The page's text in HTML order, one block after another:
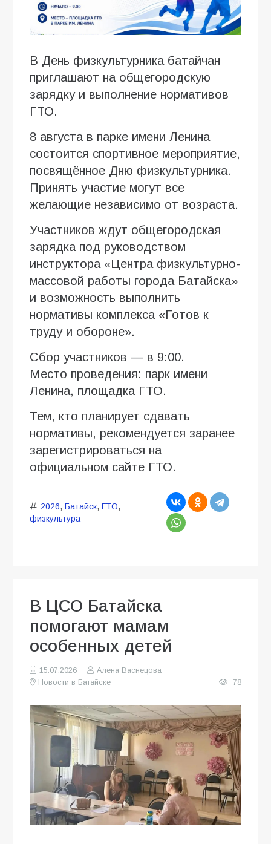
В День физкультурника батайчан
приглашают на общегородскую
зарядку и выполнение нормативов
ГТО.
8 августа в парке имени Ленина
состоится спортивное мероприятие,
посвящённое Дню физкультурника.
Принять участие могут все
желающие независимо от возраста.
Участников ждут общегородская
зарядка под руководством
инструктора «Центра физкультурно-
массовой работы города Батайска»
и возможность выполнить
нормативы комплекса «Готов к
труду и обороне».
Сбор участников — в 9:00.
Место проведения: парк имени
Ленина, площадка ГТО.
Тем, кто планирует сдавать
нормативы, рекомендуется заранее
зарегистрироваться на
официальном сайте ГТО.
2026, Батайск, ГТО,
физкультура
В ЦСО Батайска
помогают мамам
особенных детей
15.07.2026
Алена Васнецова
Новости в Батайске
78